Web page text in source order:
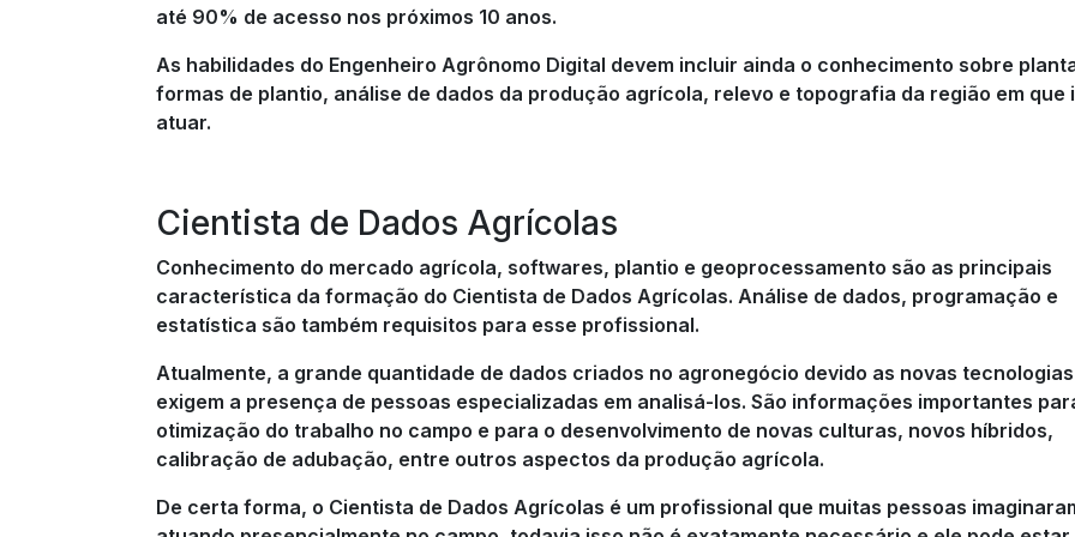
até 90% de acesso nos próximos 10 anos.
As habilidades do Engenheiro Agrônomo Digital devem incluir ainda o conhecimento sobre
formas de plantio, análise de dados da produção agrícola, relevo e topografia da região em que
atuar.
Cientista de Dados Agrícolas
Conhecimento do mercado agrícola, softwares, plantio e geoprocessamento são as principais
característica da formação do Cientista de Dados Agrícolas. Análise de dados, programação e
estatística são também requisitos para esse profissional.
Atualmente, a grande quantidade de dados criados no agronegócio devido as novas tecnologias
exigem a presença de pessoas especializadas em analisá-los. São informações importantes
otimização do trabalho no campo e para o desenvolvimento de novas culturas, novos híbridos,
calibração de adubação, entre outros aspectos da produção agrícola.
De certa forma, o Cientista de Dados Agrícolas é um profissional que muitas pessoas